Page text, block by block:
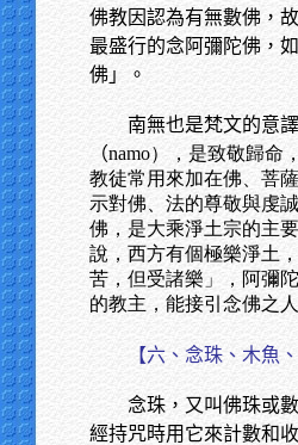
佛教因認為有無數佛，
最盛行的念阿彌陀佛，
佛」。
南無也是梵文的意
（namo），是致敬歸命
教徒常用來加在佛、菩
示對佛、法的尊敬與虔
佛，是大乘淨土宗的主
說，西方有個極樂淨土
苦，但受諸樂」，阿彌
的教主，能接引念佛之
【六、念珠、木魚、
念珠，又叫佛珠或
經持咒時用它來計數和